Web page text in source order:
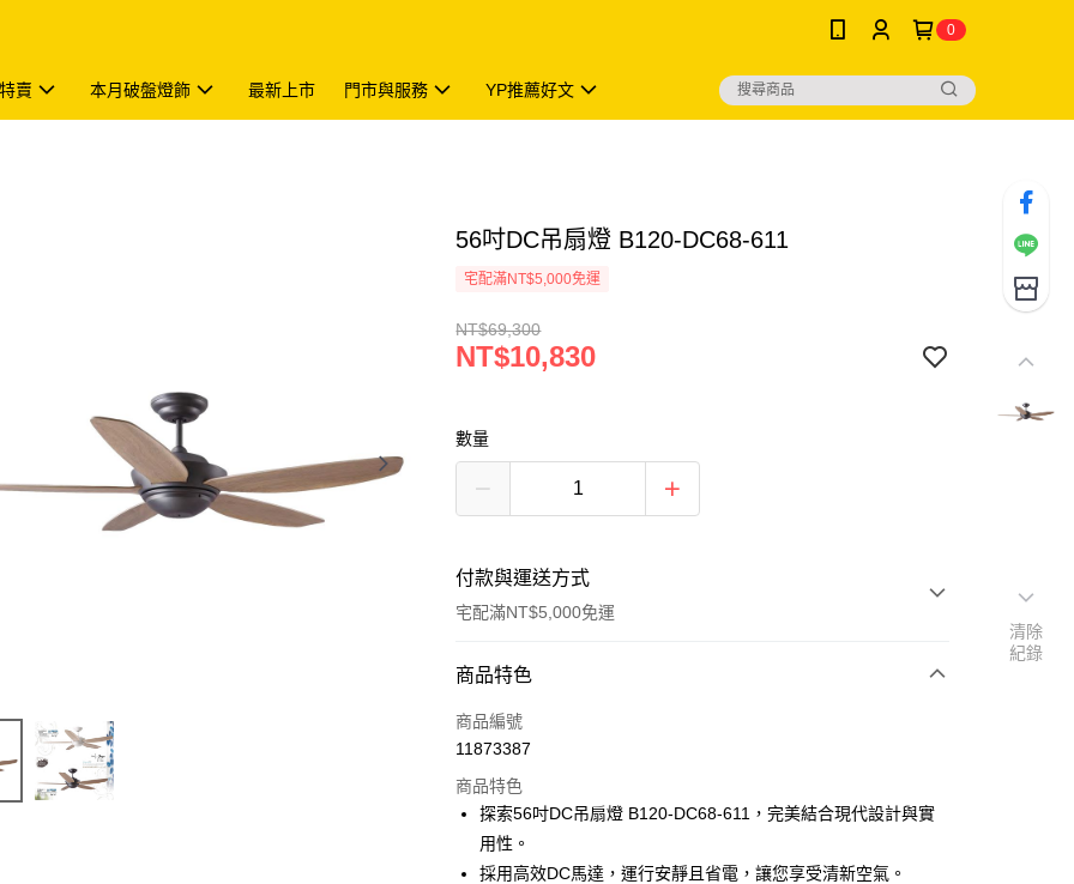
0
賣 本月破盤燈飾 最新上市 門市與服務 YP推薦好文
56吋DC吊扇燈 B120-DC68-611
宅配滿NT$5,000免運
NT$69,300
NT$10,830
數量
付款與運送方式
宅配滿NT$5,000免運
付款方式
信用卡一次付款
Apple Pay
街口支付
商品特色
商品編號
11873387
商品特色
探索56吋DC吊扇燈 B120-DC68-611，完美結合現代設計與實
用性。
採用高效DC馬達，運行安靜且省電，讓您享受清新空氣。
清除
紀錄